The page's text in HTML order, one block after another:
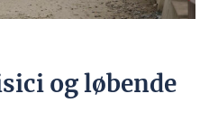
og løbende